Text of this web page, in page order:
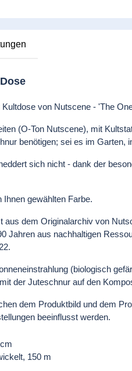
von Nutscene - 'The
(O-Ton Nutscene), mit
benötigen; sei es im Garten,
sich nicht - dank der
gewählten Farbe.
dem Originalarchiv von
Jahren aus nachhaltigen
(biologisch
der Juteschnur auf den
dem Produktbild und dem
beeinflusst werden.
150 m